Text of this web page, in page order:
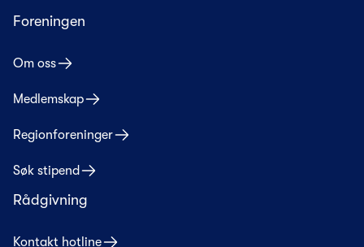
Foreningen
Om oss
Medlemskap
Regionforeninger
Søk stipend
Rådgivning
Kontakt hotline